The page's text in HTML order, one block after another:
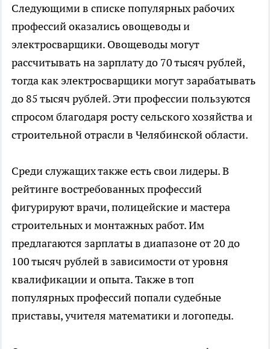
Следующими в списке популярных рабочих
профессий оказались овощеводы и
электросварщики. Овощеводы могут
рассчитывать на зарплату до 70 тысяч рублей,
тогда как электросварщики могут зарабатывать
до 85 тысяч рублей. Эти профессии пользуются
спросом благодаря росту сельского хозяйства и
строительной отрасли в Челябинской области.
Среди служащих также есть свои лидеры. В
рейтинге востребованных профессий
фигурируют врачи, полицейские и мастера
строительных и монтажных работ. Им
предлагаются зарплаты в диапазоне от 20 до
100 тысяч рублей в зависимости от уровня
квалификации и опыта. Также в топ
популярных профессий попали судебные
приставы, учителя математики и логопеды.